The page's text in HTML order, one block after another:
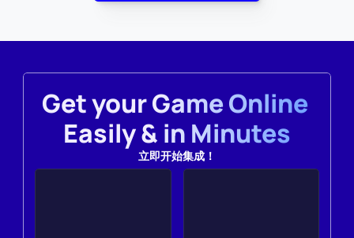
Get your Game Online
Easily & in Minutes
立即开始集成！